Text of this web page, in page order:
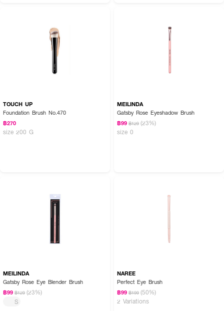
TOUCH UP
Foundation Brush No.470
฿270
size 200 G
MEILINDA
Gatsby Rose Eyeshadow Brush
฿99 ฿129 (23%)
size 0
MEILINDA
Gatsby Rose Eye Blender Brush
฿99 ฿129 (23%)
S
NAREE
Perfect Eye Brush
฿99 ฿199 (50%)
2 Variations